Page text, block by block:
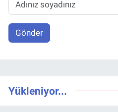
Gönder
Yükleniyor...